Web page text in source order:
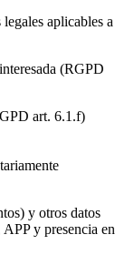
aplicables a
(RGPD
art. 6.1.f)
y otros datos
y presencia en